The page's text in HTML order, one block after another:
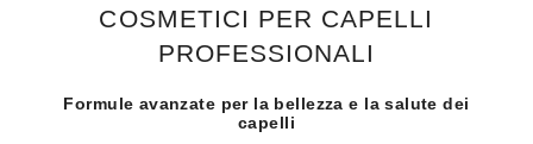
COSMETICI PER CAPELLI
PROFESSIONALI
Formule avanzate per la bellezza e la salute dei
capelli